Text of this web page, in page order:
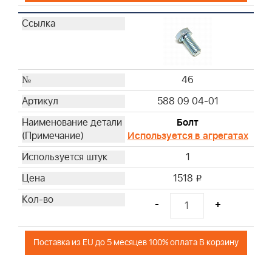
46
588 09 04-01
Болт
Используется в агрегатах
1
1518 i
- +
Поставка из EU до 5 месяцев 100% оплата В корзину